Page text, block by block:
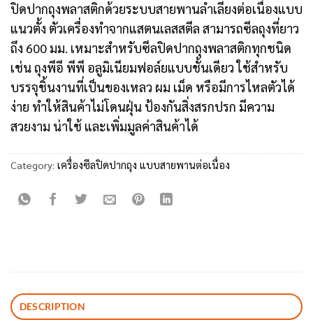
ปิดปากถุงพลาสติกด้วยระบบสายพานลำเลียงต่อเนื่องแบบ
แนวตั้ง ตัวเครื่องทำจากแสตนเลสสตีล สามารถซีลถุงที่ยาว
ถึง 600 มม. เหมาะสำหรับซีลปิดปากถุงพลาสติกทุกชนิด
เช่น ถุงพีอี พีพี อลูมิเนียมฟอล์ยแบบชั้นเดียว ใช้สำหรับ
บรรจุชิ้นงานที่เป็นของเหลว ผม เม็ด หรือมีการไหลตัวได้
ง่าย ทำให้สินค้าไม่โดนฝุ่น ป้องกันสิ่งสรกปรก มีความ
สวยงาม น่าใช้ และเพิ่มมูลค่าสินค้าได้
Category: เครื่องซีลปิดปากถุง แบบสายพานต่อเนื่อง
DESCRIPTION